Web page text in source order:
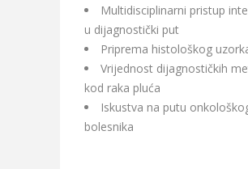
Multidisciplinarni pristup
u dijagnostički put
Priprema histološkog
Vrijednost dijagnostičkih
kod raka pluća
Iskustva na putu
bolesnika